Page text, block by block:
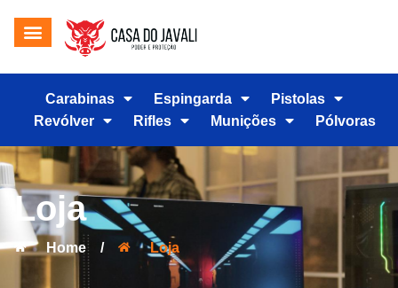
Carabinas Espingarda
Pistolas
Revólver
Rifles Munições Pólvoras
Loja
Home / Loja